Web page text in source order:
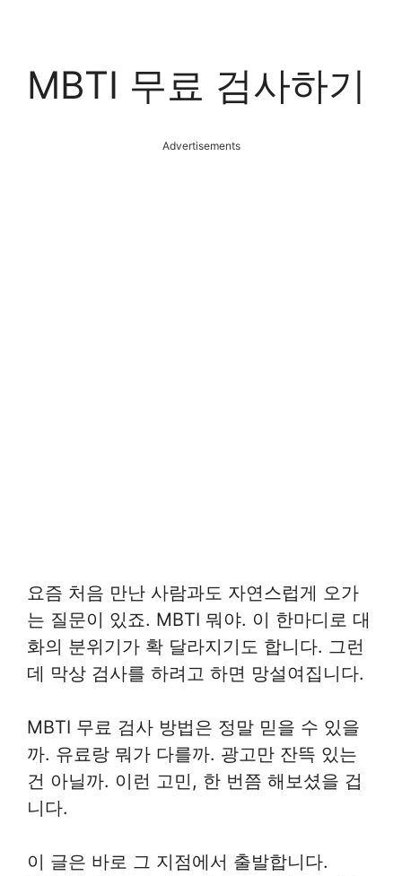
MBTI 무료 검사하기
Advertisements
요즘 처음 만난 사람과도 자연스럽게 오가
는 질문이 있죠. MBTI 뭐야. 이 한마디로 대
화의 분위기가 확 달라지기도 합니다. 그런
데 막상 검사를 하려고 하면 망설여집니다.
MBTI 무료 검사 방법은 정말 믿을 수 있을
까. 유료랑 뭐가 다를까. 광고만 잔뜩 있는
건 아닐까. 이런 고민, 한 번쯤 해보셨을 겁
니다.
이 글은 바로 그 지점에서 출발합니다.